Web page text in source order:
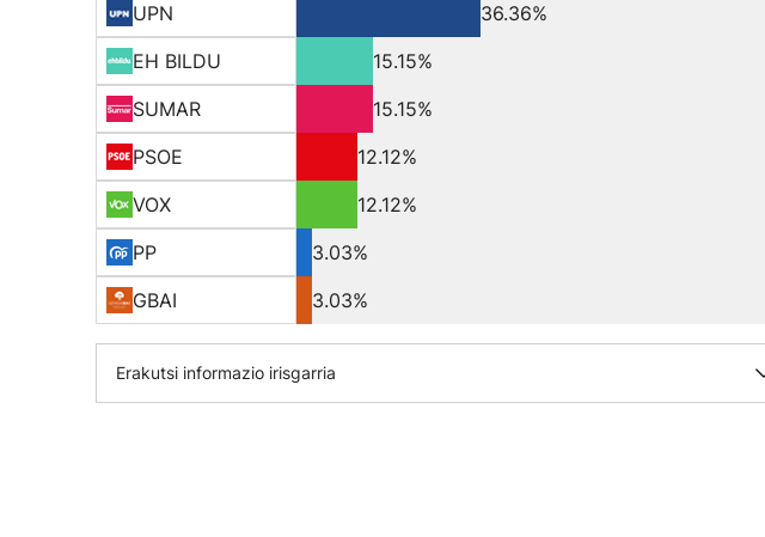
UPN
36.36%
EH BILDU
15.15%
SUMAR
15.15%
PSOE
12.12%
VOX
12.12%
PP
3.03%
GBAI
3.03%
Erakutsi informazio irisgarria